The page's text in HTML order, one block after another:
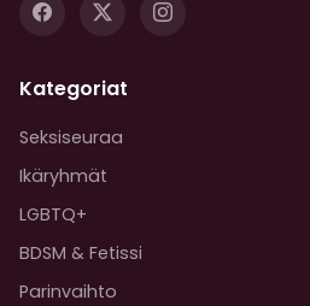
Kategoriat
Seksiseuraa
Ikäryhmät
LGBTQ+
BDSM & Fetissi
Parinvaihto